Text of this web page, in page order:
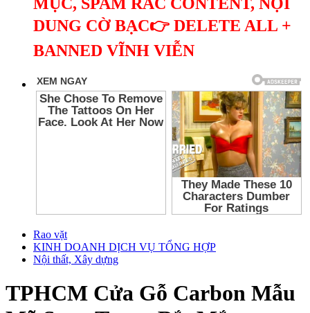
DUNG CỜ BẠC👉 DELETE ALL +
BANNED VĨNH VIỄN
Rao vặt
KINH DOANH DỊCH VỤ TỔNG HỢP
Nội thất, Xây dựng
TPHCM Cửa Gỗ Carbon Mẫu